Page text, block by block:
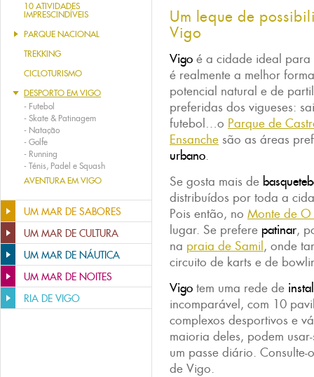
10 ATIVIDADES
IMPRESCINDÍVEIS
PARQUE NACIONAL
TREKKING
CICLOTURISMO
DESPORTO EM VIGO
- Futebol
- Skate & Patinagem
- Natação
- Golfe
- Running
- Ténis, Padel e Squash
AVENTURA EM VIGO
UM MAR DE SABORES
UM MAR DE CULTURA
UM MAR DE NÁUTICA
UM MAR DE NOITES
RIA DE VIGO
Um leque de
Vigo
Vigo é a cidade ideal
é realmente a melhor
potencial natural e de
preferidas dos vigueses:
futebol…o Parque de
Ensanche são as áreas
urbano.
Se gosta mais de
distribuídos por toda a
Pois então, no Monte de O
lugar. Se prefere patinar,
na praia de Samil , onde
circuito de karts e de
Vigo tem uma rede de
incomparável, com 10
complexos desportivos e
maioria deles, podem
um passe diário.
de Vigo.